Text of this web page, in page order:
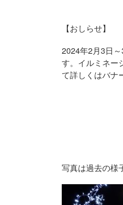
【おしらせ】
2024年2月3日
す。イルミネー
て詳しくはバナ
写真は過去の様